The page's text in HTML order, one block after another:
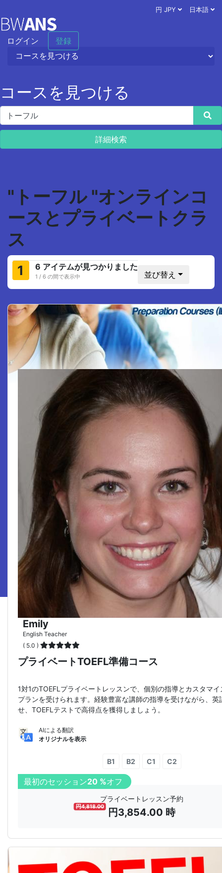
円 JPY 日本語
ログイン 登録
コースを見つける
詳細検索
"トーフル "オンラインコ
ースとプライベートクラ
ス
1 6 アイテムが見つかりました
1 / 6 の間で表示中 並び替え
Emily
English Teacher
( 5.0 )
プライベートTOEFL準備コース
1対1のTOEFLプライベートレッスンで、個別の指導とカスタマ
プランを受けられます。経験豊富な講師の指導を受けながら、英
せ、TOEFLテストで高得点を獲得しましょう。
AIによる翻訳
オリジナルを表示
B1 B2 C1 C2
最初のセッション20 %オフ
プライベートレッスン予約
円4,818.00 円3,854.00 時